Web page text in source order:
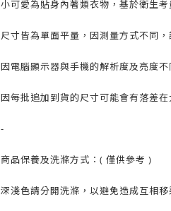
小可愛為貼身內著類衣物，基於衛生
尺寸皆為單面平量，因測量方式不同
因電腦顯示器與手機的解析度及亮度
因每批追加到貨的尺寸可能會有落差
-
商品保養及洗滌方式：( 僅供參考 )
深淺色請分開洗滌，以避免造成互相移